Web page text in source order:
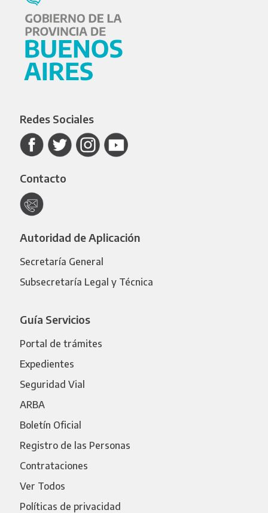
Redes Sociales
Contacto
Autoridad de Aplicación
Secretaría General
Subsecretaría Legal y Técnica
Guía Servicios
Portal de trámites
Expedientes
Seguridad Vial
ARBA
Boletín Oficial
Registro de las Personas
Contrataciones
Ver Todos
Políticas de privacidad